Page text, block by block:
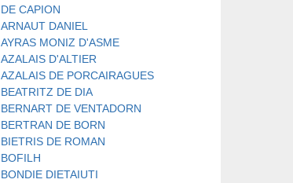
DE CAPION
ARNAUT DANIEL
AYRAS MONIZ D'ASME
AZALAIS D'ALTIER
AZALAIS DE PORCAIRAGUES
BEATRITZ DE DIA
BERNART DE VENTADORN
BERTRAN DE BORN
BIETRIS DE ROMAN
BOFILH
BONDIE DIETAIUTI